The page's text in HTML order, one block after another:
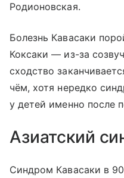
Родионовская.
Болезнь Кавасаки
Коксаки — из-за
сходство
чём, хотя нередко
у детей именно после
Азиатский
Синдром Кавасаки в